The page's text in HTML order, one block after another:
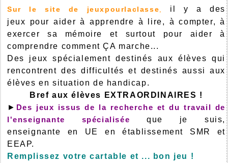
Sur le site de jeuxpourlaclasse
il y a des
jeux pour aider à apprendre à lire, à compter, à
exercer sa mémoire et surtout pour aider à
comprendre comment ÇA marche...
Des jeux spécialement destinés aux élèves qui
rencontrent des difficultés et destinés aussi aux
élèves en situation de handicap.
Bref aux élèves EXTRAORDINAIRES !
► Des jeux issus de la recherche et du travail de
l'enseignante spécialisée que je suis,
enseignante en UE en établissement SMR et
EEAP.
Remplissez votre cartable et ... bon jeu !